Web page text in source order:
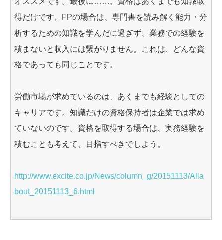
得だけです。FPの場合は、専門書を読み解く能力・分
析するための知識を学んだに過ぎず、業務での経験を
積まないと収入には繋がりません。これは、どんな資
格であっても同じことです。
労働市場が求めているのは、あくまでも経験としての
キャリアです。知識だけの資格保持者は企業では求め
ていないのです。資格を取得する場合は、実務経験を
積むことも考えて、目指すべきでしよう。
http://www.excite.co.jp/News/column_g/20151113/Alla
bout_20151113_6.html